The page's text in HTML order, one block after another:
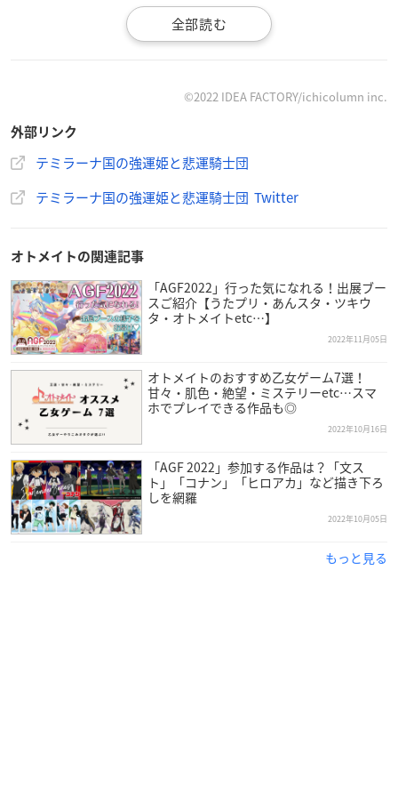
【CERO】
【スタッフ】
企画・監修： 高木亜由美
イラストレーター： 煮たか
メインシナリオライター： 雨宮うた
オープニング主題歌：「ソラレスの花」
歌・作詞：秋田知里 作曲・編曲：濱田幹浩（MIT GATHERIN
G）
発売元： アイディアファクトリー
【登場人物】
ジョセフィ（CV.古川慎）
アデル（CV.狩野翔）
©2022 IDEA FACTORY/ichicolumn inc.
外部リンク
テミラーナ国の強運姫と悲運騎士団
テミラーナ国の強運姫と悲運騎士団 Twitter
オトメイトの関連記事
「AGF2022」行った気になれる！出展ブー
スご紹介【うたプリ・あんスタ・ツキウ
タ・オトメイトetc…】
2022年11月05日
オトメイトのおすすめ乙女ゲーム7選！
甘々・肌色・絶望・ミステリーetc…スマ
ホでプレイできる作品も◎
2022年10月16日
「AGF 2022」参加する作品は？「文ス
ト」「コナン」「ヒロアカ」など描き下ろ
しを網羅
2022年10月05日
もっと見る